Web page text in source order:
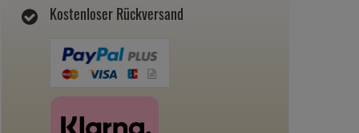
Kostenloser Rückversand